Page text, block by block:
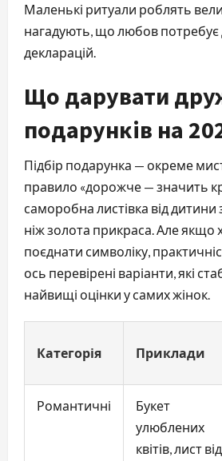
Маленькі ритуали роблять
нагадують, що любов потребує
декларацій.
Що дарувати
подарунків на
Підбір подарунка — окреме
правило «дорожче — значить
саморобна листівка від
ніж золота прикраса. Але якщо
поєднати символіку,
ось перевірені варіанти, які
найвищі оцінки у самих жінок.
Категорія Приклади
Романтичні
Букет
улюблених
квітів, лист від